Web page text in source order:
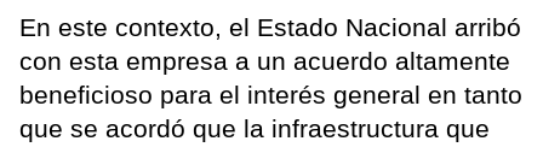
En este contexto, el Estado Nacional arribó
con esta empresa a un acuerdo altamente
beneficioso para el interés general en tanto
que se acordó que la infraestructura que